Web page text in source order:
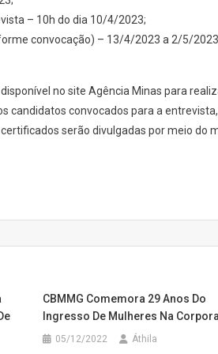
– 10h do dia 10/4/2023;
convocação) – 13/4/2023 a 2/5/
no site Agência Minas para
candidatos convocados para a
serão divulgadas por meio do
CBMMG Comemora 29 Anos Do
Ingresso De Mulheres Na
05/12/2022 Áthila